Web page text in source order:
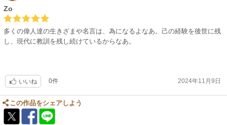
Zo
多くの偉人達の生きざまや名言は、為になるよなあ。己の経験を後世に残
し、現代に教訓を残し続けているからなあ。
いいね 0件 2024年11月9日
この作品をシェアしよう